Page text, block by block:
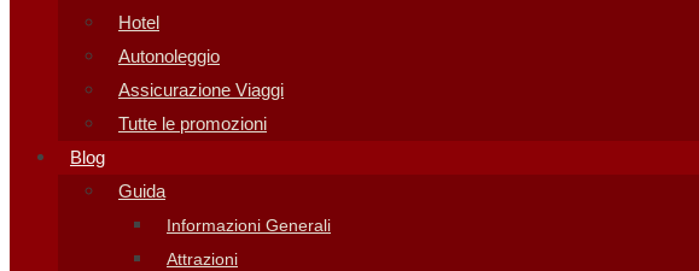
Hotel
Autonoleggio
Assicurazione Viaggi
Tutte le promozioni
Blog
Guida
Informazioni Generali
Attrazioni